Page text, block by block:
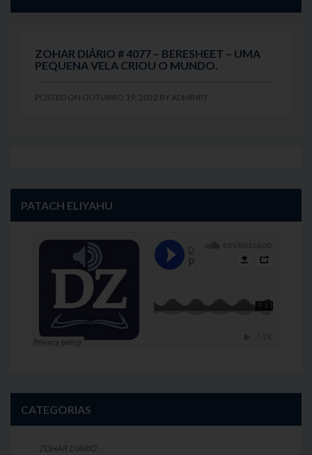
ZOHAR DIÁRIO # 4077 – BERESHEET – UMA
PEQUENA VELA CRIOU O MUNDO.
POSTED ON OUTUBRO 19, 2022 BY ADMINPT
PATACH ELIYAHU
CATEGORIAS
ZOHAR DIÁRIO